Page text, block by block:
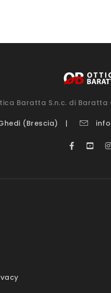
Baratta S.n.c. di Baratta
(Brescia)